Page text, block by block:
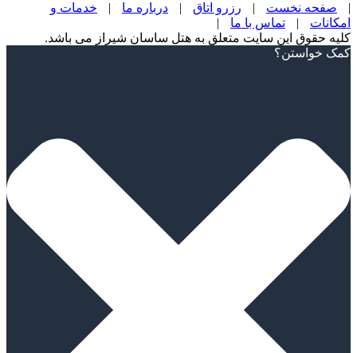
| صفحه نخست | رزرو اتاق | درباره ما |
خدمات و
امکانات
| تماس با ما
|
کلیه حقوق این سایت متعلق به هتل ساسان شیراز می باشد.
Scroll
کمک خواستن؟